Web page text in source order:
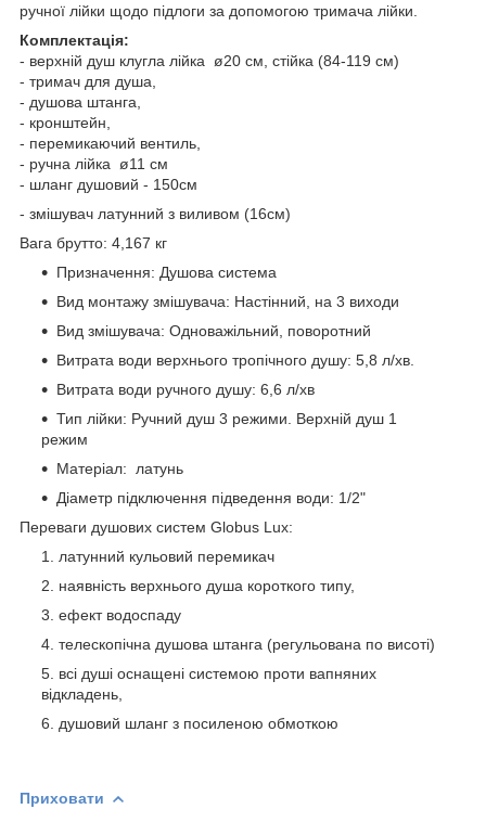
ручної лійки щодо підлоги за допомогою тримача лійки.
Комплектація:
- верхній душ клугла лійка ø20 см, стійка (84-119 см)
- тримач для душа,
- душова штанга,
- кронштейн,
- перемикаючий вентиль,
- ручна лійка ø11 см
- шланг душовий - 150см
- змішувач латунний з виливом (16см)
Вага брутто: 4,167 кг
Призначення: Душова система
Вид монтажу змішувача: Настінний, на 3 виходи
Вид змішувача: Одноважільний, поворотний
Витрата води верхнього тропічного душу: 5,8 л/хв.
Витрата води ручного душу: 6,6 л/хв
Тип лійки: Ручний душ 3 режими. Верхній душ 1
режим
Матеріал: латунь
Діаметр підключення підведення води: 1/2"
Переваги душових систем Globus Lux:
латунний кульовий перемикач
наявність верхнього душа короткого типу,
ефект водоспаду
телескопічна душова штанга (регульована по висоті)
всі душі оснащені системою проти вапняних
відкладень,
душовий шланг з посиленою обмоткою
Приховати